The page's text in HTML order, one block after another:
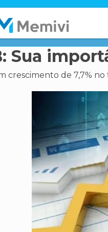
Sua
crescimento de 7,7%